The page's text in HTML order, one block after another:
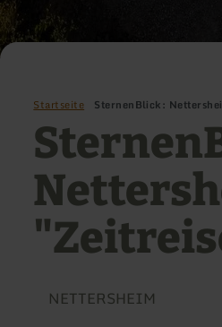
Startseite SternenBlick:
NETTERSHEIM